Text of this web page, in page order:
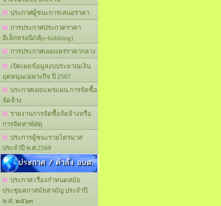
ประกาศผู้ชนะการเสนอราคา
การประกาศประกวดราคา
อิเล็กทรอนิกส์(e-biddring)
การประกาศเผยแพร่ราคากลาง
เปิดเผยข้อมูลงบประมาณเงิน
อุดหนุนเฉพาะกิจ ปี 2567
ประกาศเผยแพร่แผน การจัดซื้อ
จัดจ้าง
รายงานการจัดซื้อจ้ดจ้างหรือ
การจัดหาพัสดุ
ประการผู้ชนะรายไตรมาส
ประจำปี พ.ศ.2569
ประกาศ / คำสั่ง อบต.
ประกาศ เรื่องกำหนดสมัย
ประชุมสภาสมัยสามัญ ประจำปี
พ.ศ. ๒๕๖๓